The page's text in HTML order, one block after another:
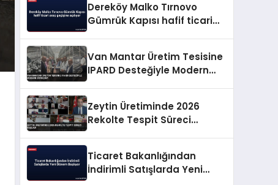
Dereköy Malko Tırnovo
Gümrük Kapısı hafif ticari
Van Mantar Üretim Tesisine
IPARD Desteğiyle Modern
Zeytin Üretiminde 2026
Rekolte Tespit Süreci
Ticaret Bakanlığından
İndirimli Satışlarda Yeni